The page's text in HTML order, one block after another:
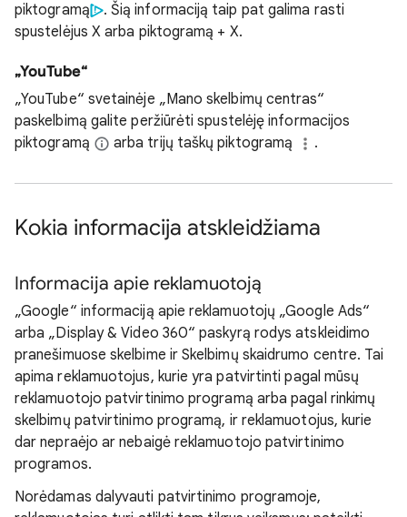
piktogramą
. Šią informaciją taip pat galima rasti
spustelėjus X arba piktogramą + X.
„YouTube“
„YouTube“ svetainėje „Mano skelbimų centras“
paskelbimą galite peržiūrėti spustelėję informacijos
piktogramą
arba trijų taškų piktogramą .
Kokia informacija atskleidžiama
Informacija apie reklamuotoją
„Google“ informaciją apie reklamuotojų „Google Ads“
arba „Display & Video 360“ paskyrą rodys atskleidimo
pranešimuose skelbime ir Skelbimų skaidrumo centre. Tai
apima reklamuotojus, kurie yra patvirtinti pagal mūsų
reklamuotojo patvirtinimo programą arba pagal rinkimų
skelbimų patvirtinimo programą, ir reklamuotojus, kurie
dar nepraėjo ar nebaigė reklamuotojo patvirtinimo
programos.
Norėdamas dalyvauti patvirtinimo programoje,